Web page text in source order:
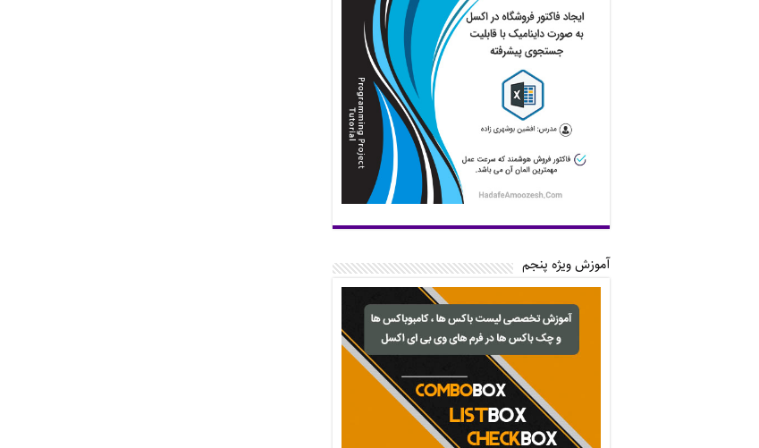
آموزش ویژه پنجم